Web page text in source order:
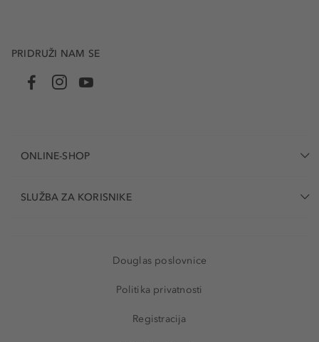
PRIDRUŽI NAM SE
ONLINE-SHOP
SLUŽBA ZA KORISNIKE
Douglas poslovnice
Politika privatnosti
Registracija